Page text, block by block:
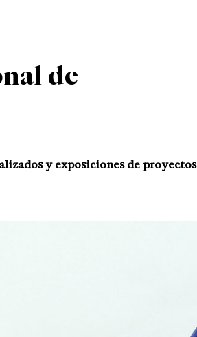
de
y exposiciones de proyectos